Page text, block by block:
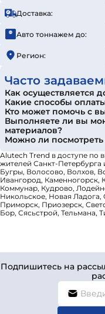
Доставка:
Авто тоннажем до:
Регион:
Часто
Как осуществляется
Какие способы
Кто может помочь с
Выполняете ли вы
материалов?
Можно ли
Alutech Тrend в доступе по
жителей Санкт-Петербурга
Бугры, Волосово, Волхов,
Ивангород, Каменногорск,
Коммунар, Кудрово,
Никольское, Новая
Приморск, Приозерск,
Бор, Сясьстрой, Тельмана,
Подпишитесь на